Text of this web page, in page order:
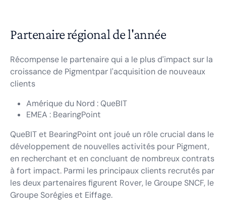
Partenaire régional de l'année
Récompense le partenaire qui a le plus d'impact sur la
croissance de Pigmentpar l'acquisition de nouveaux
clients
Amérique du Nord : QueBIT
EMEA : BearingPoint
QueBIT et BearingPoint ont joué un rôle crucial dans le
développement de nouvelles activités pour Pigment,
en recherchant et en concluant de nombreux contrats
à fort impact. Parmi les principaux clients recrutés par
les deux partenaires figurent Rover, le Groupe SNCF, le
Groupe Sorégies et Eiffage.